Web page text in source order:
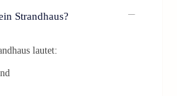
Strandhaus?
lautet: